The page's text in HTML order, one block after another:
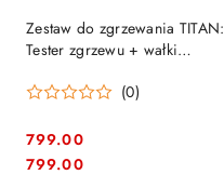
Zestaw do zgrzewania TITAN:
Tester zgrzewu + wałki
(0)
Cena:
799.00
Cena:
799.00